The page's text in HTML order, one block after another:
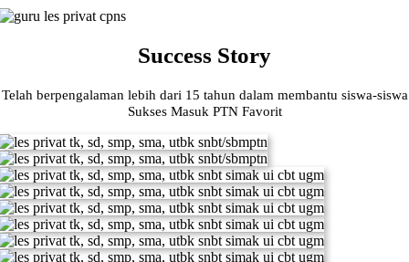
Success Story
Telah berpengalaman lebih dari 15 tahun dalam membantu siswa-siswa
Sukses Masuk PTN Favorit